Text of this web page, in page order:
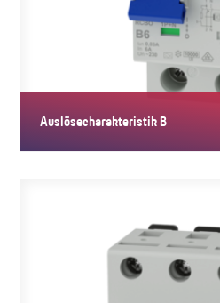
Auslösecharakteristik B
Mit der Auslösecharakteristik B